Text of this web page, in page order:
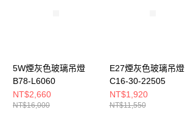
5W煙灰色玻璃吊燈
B78-L6060
NT$2,660
NT$16,000
E27煙灰色玻璃吊燈
C16-30-22505
NT$1,920
NT$11,550